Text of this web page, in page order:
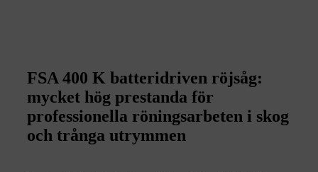
FSA 400 K batteridriven röjsåg:
mycket hög prestanda för
professionella röningsarbeten i skog
och trånga utrymmen